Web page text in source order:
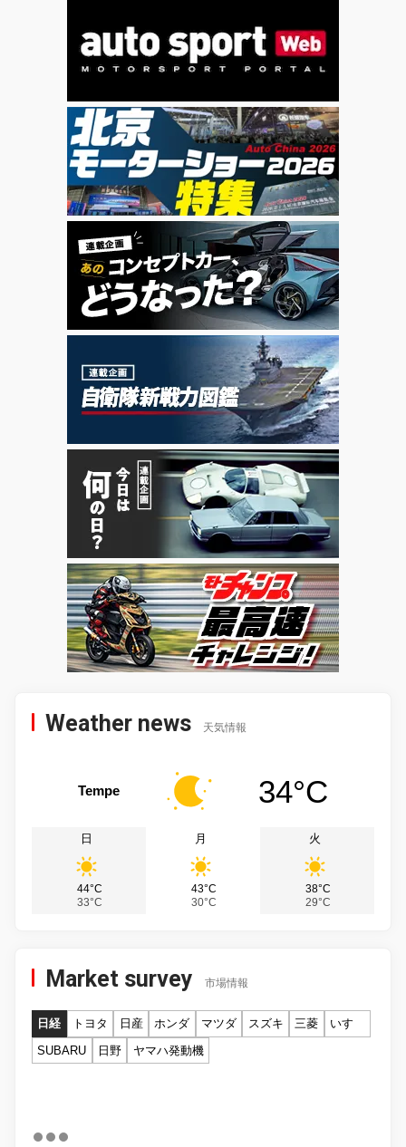
Weather news 天気情報
Tempe 34°C
日
44°C
33°C
月
43°C
30°C
火
38°C
29°C
Market survey 市場情報
日経 トヨタ 日産 ホンダ マツダ スズキ 三菱
いすゞ
SUBARU
日野 ヤマハ発動機